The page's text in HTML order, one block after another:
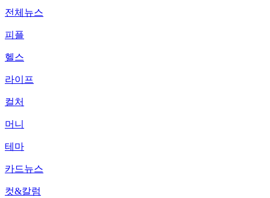
전체뉴스
피플
헬스
라이프
컬처
머니
테마
카드뉴스
컷&칼럼